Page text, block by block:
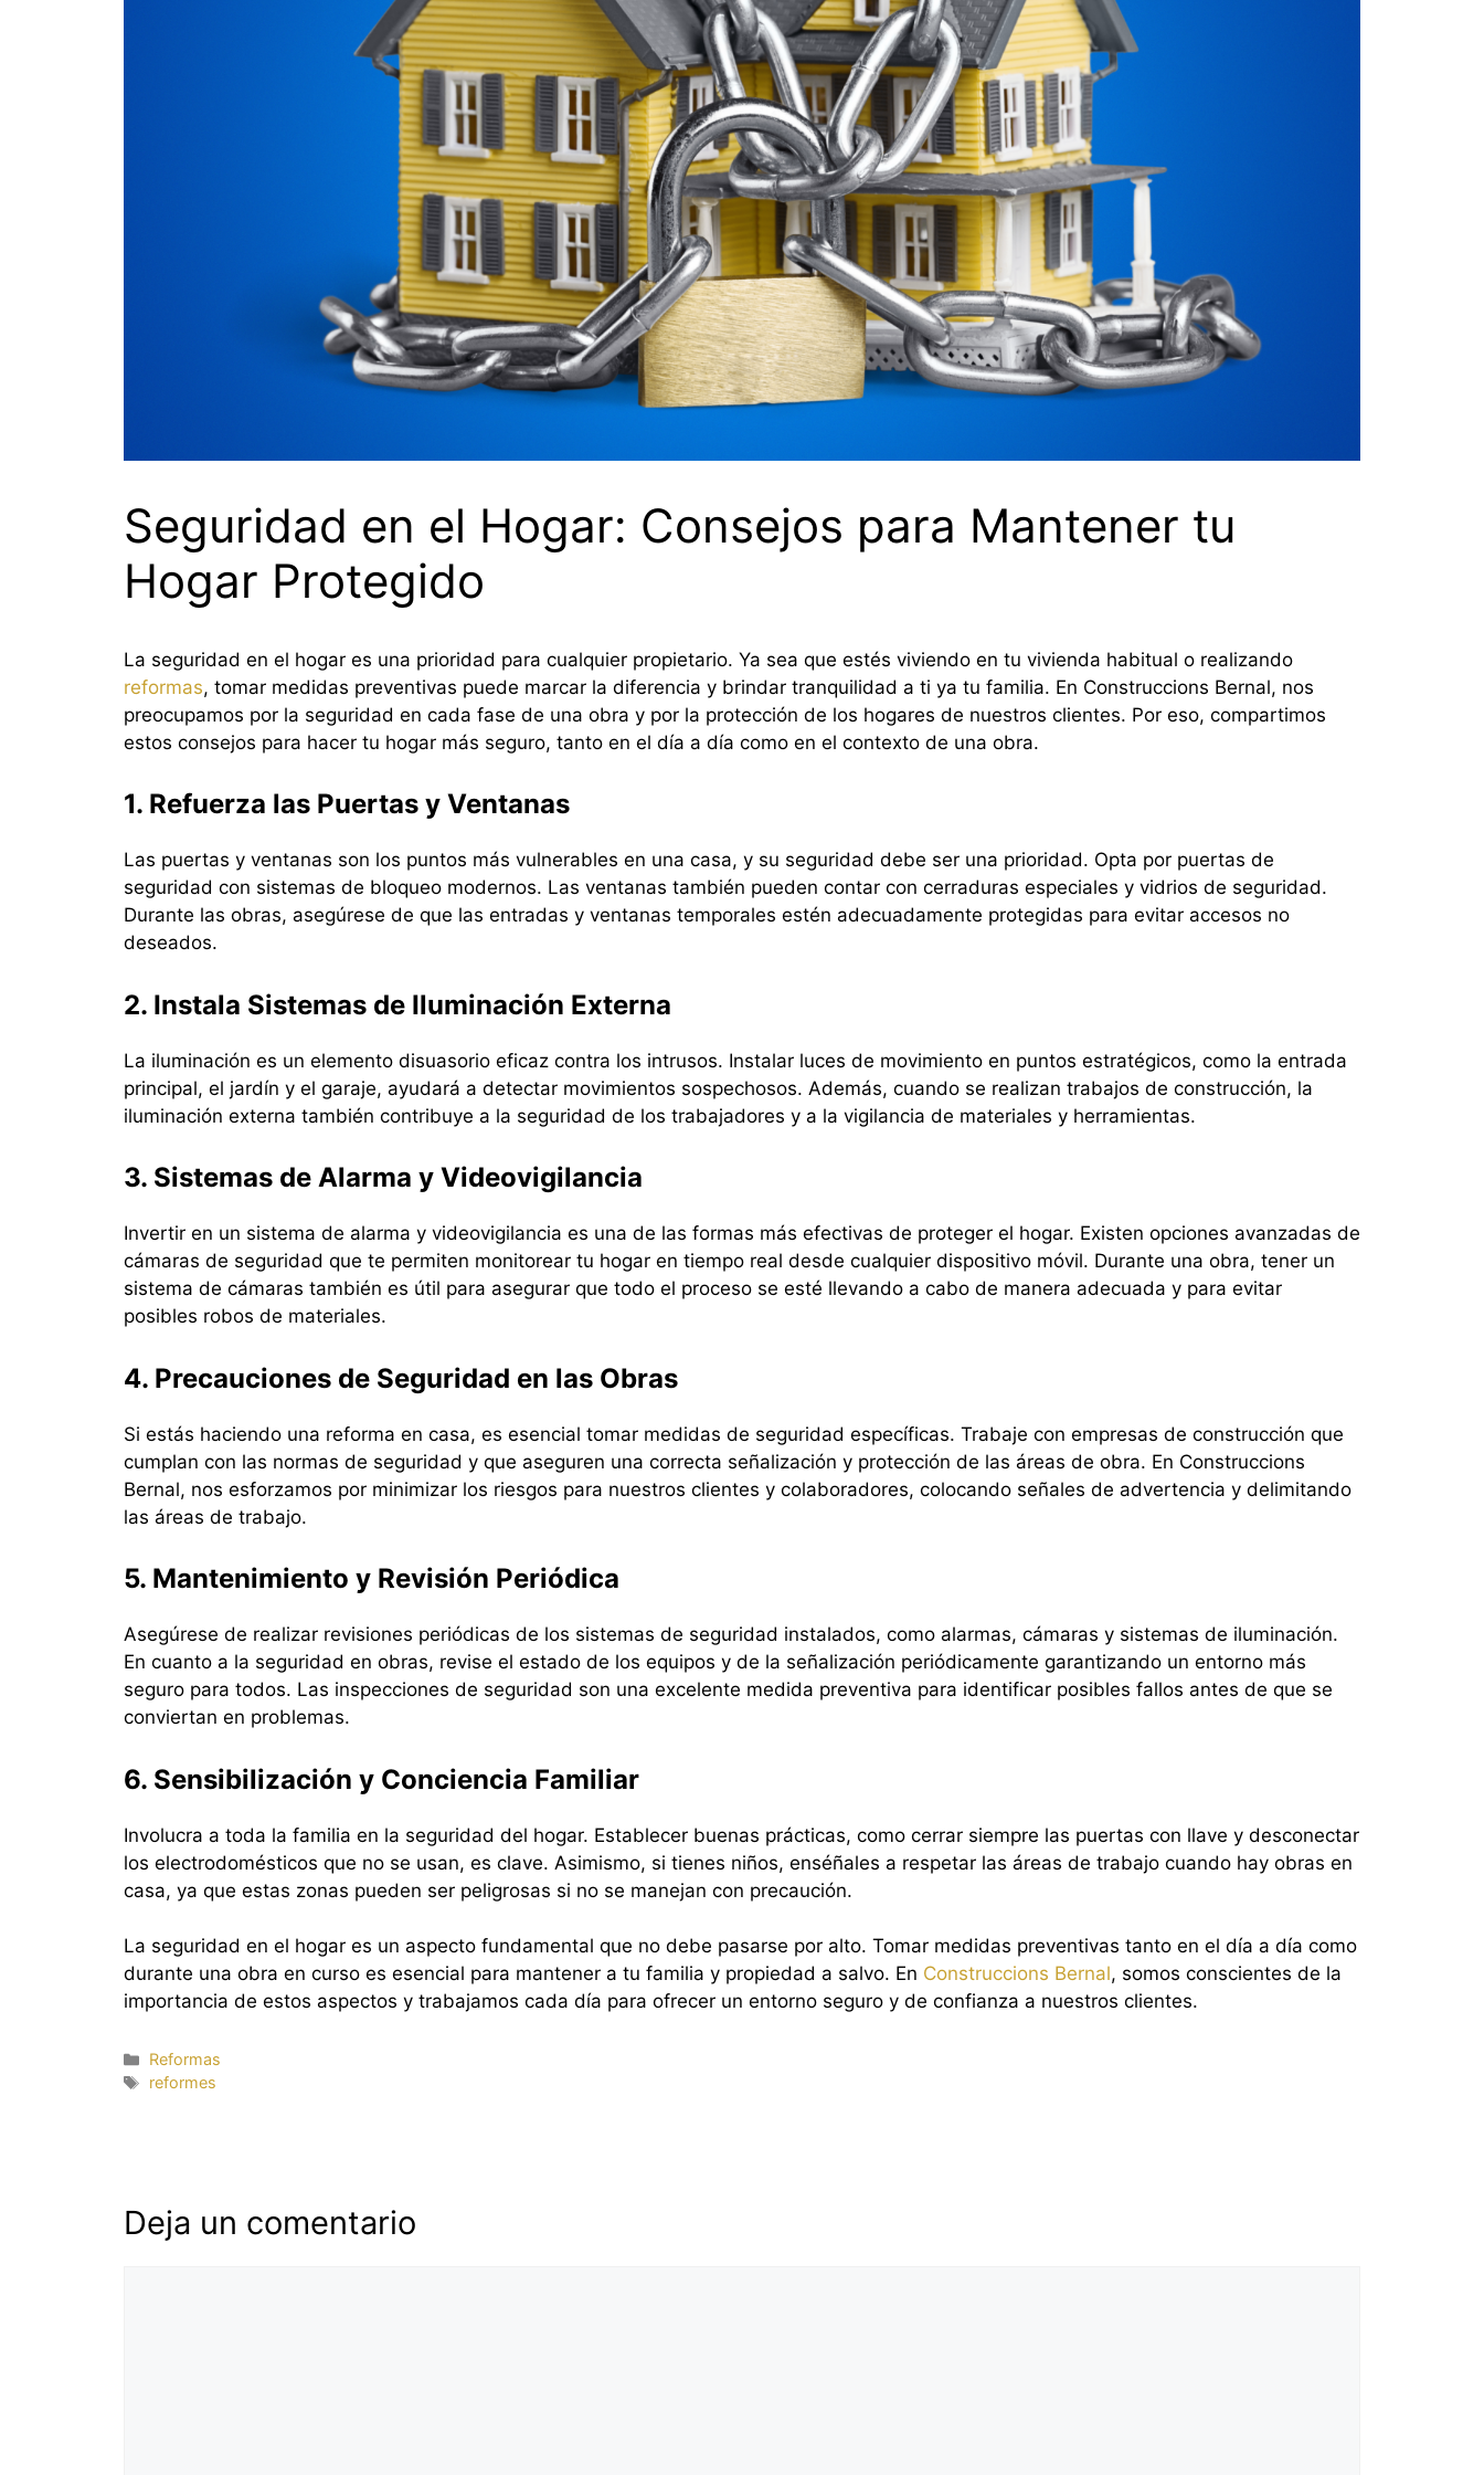
Seguridad en el Hogar: Consejos para Mantener tu
Hogar Protegido
La seguridad en el hogar es una prioridad para cualquier propietario. Ya sea que estés viviendo en tu vivienda habitual o realizando
reformas, tomar medidas preventivas puede marcar la diferencia y brindar tranquilidad a ti ya tu familia. En Construccions Bernal, nos
preocupamos por la seguridad en cada fase de una obra y por la protección de los hogares de nuestros clientes. Por eso, compartimos
estos consejos para hacer tu hogar más seguro, tanto en el día a día como en el contexto de una obra.
1. Refuerza las Puertas y Ventanas
Las puertas y ventanas son los puntos más vulnerables en una casa, y su seguridad debe ser una prioridad. Opta por puertas de
seguridad con sistemas de bloqueo modernos. Las ventanas también pueden contar con cerraduras especiales y vidrios de seguridad.
Durante las obras, asegúrese de que las entradas y ventanas temporales estén adecuadamente protegidas para evitar accesos no
deseados.
2. Instala Sistemas de Iluminación Externa
La iluminación es un elemento disuasorio eficaz contra los intrusos. Instalar luces de movimiento en puntos estratégicos, como la entrada
principal, el jardín y el garaje, ayudará a detectar movimientos sospechosos. Además, cuando se realizan trabajos de construcción, la
iluminación externa también contribuye a la seguridad de los trabajadores y a la vigilancia de materiales y herramientas.
3. Sistemas de Alarma y Videovigilancia
Invertir en un sistema de alarma y videovigilancia es una de las formas más efectivas de proteger el hogar. Existen opciones avanzadas de
cámaras de seguridad que te permiten monitorear tu hogar en tiempo real desde cualquier dispositivo móvil. Durante una obra, tener un
sistema de cámaras también es útil para asegurar que todo el proceso se esté llevando a cabo de manera adecuada y para evitar
posibles robos de materiales.
4. Precauciones de Seguridad en las Obras
Si estás haciendo una reforma en casa, es esencial tomar medidas de seguridad específicas. Trabaje con empresas de construcción que
cumplan con las normas de seguridad y que aseguren una correcta señalización y protección de las áreas de obra. En Construccions
Bernal, nos esforzamos por minimizar los riesgos para nuestros clientes y colaboradores, colocando señales de advertencia y delimitando
las áreas de trabajo.
5. Mantenimiento y Revisión Periódica
Asegúrese de realizar revisiones periódicas de los sistemas de seguridad instalados, como alarmas, cámaras y sistemas de iluminación.
En cuanto a la seguridad en obras, revise el estado de los equipos y de la señalización periódicamente garantizando un entorno más
seguro para todos. Las inspecciones de seguridad son una excelente medida preventiva para identificar posibles fallos antes de que se
conviertan en problemas.
6. Sensibilización y Conciencia Familiar
Involucra a toda la familia en la seguridad del hogar. Establecer buenas prácticas, como cerrar siempre las puertas con llave y desconectar
los electrodomésticos que no se usan, es clave. Asimismo, si tienes niños, enséñales a respetar las áreas de trabajo cuando hay obras en
casa, ya que estas zonas pueden ser peligrosas si no se manejan con precaución.
La seguridad en el hogar es un aspecto fundamental que no debe pasarse por alto. Tomar medidas preventivas tanto en el día a día como
durante una obra en curso es esencial para mantener a tu familia y propiedad a salvo. En Construccions Bernal, somos conscientes de la
importancia de estos aspectos y trabajamos cada día para ofrecer un entorno seguro y de confianza a nuestros clientes.
Categorías
Reformas
Etiquetas
reformes
Deja un comentario